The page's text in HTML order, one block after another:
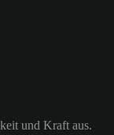
und Kraft aus.